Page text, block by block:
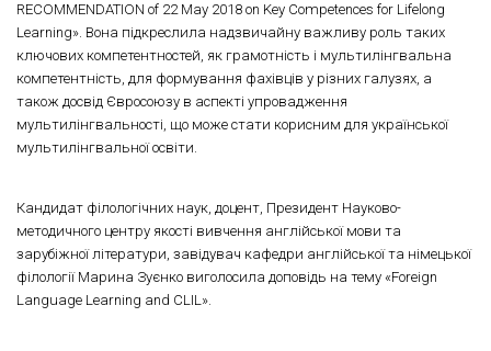
RECOMMENDATION of 22 May 2018 on Key Competences for Lifelong
Learning». Вона підкреслила надзвичайну важливу роль таких
ключових компетентностей, як грамотність і мультилінгвальна
компетентність, для формування фахівців у різних галузях, а
також досвід Євросоюзу в аспекті упровадження
мультилінгвальності, що може стати корисним для української
мультилінгвальної освіти.
Кандидат філологічних наук, доцент, Президент Науково-
методичного центру якості вивчення англійської мови та
зарубіжної літератури, завідувач кафедри англійської та німецької
філології Марина Зуєнко виголосила доповідь на тему «Foreign
Language Learning and CLIL».